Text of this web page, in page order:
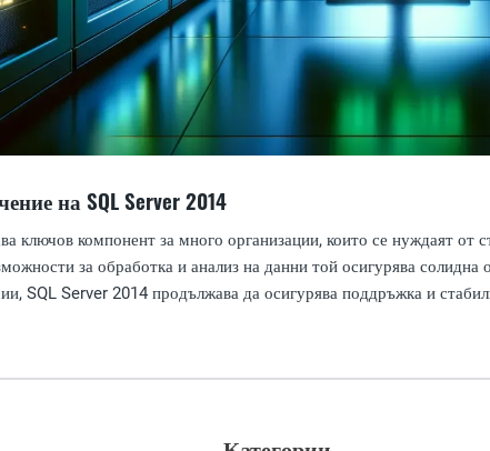
на SQL Server 2014
ключов компонент за много организации, които се нуждаят
за обработка и анализ на данни той осигурява
SQL Server 2014 продължава да осигурява поддръжка и